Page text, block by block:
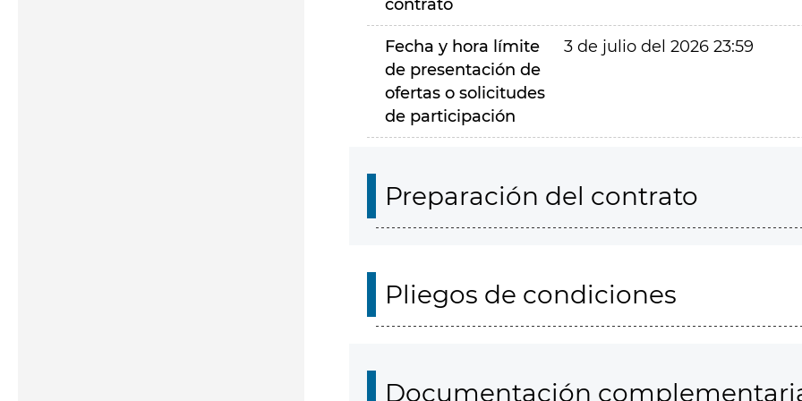
contrato
Fecha y hora límite
de presentación de
ofertas o solicitudes
de participación
3 de julio del 2026 23:59
Preparación del contrato
Pliegos de condiciones
Documentación